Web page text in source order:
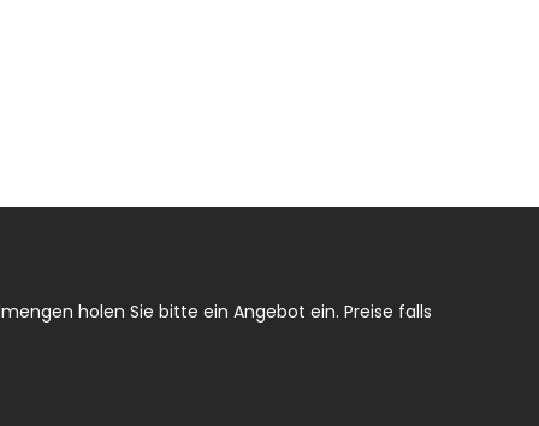
holen Sie bitte ein Angebot ein. Preise falls